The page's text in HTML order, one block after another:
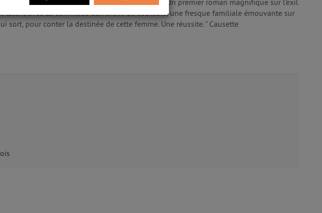
fresque romanesque flamboyante sur l'exil. " Un premier roman magnifique sur l'exil.
talent avec La commode aux tiroirs de couleurs, une fresque familiale émouvante sur
sort, pour conter la destinée de cette femme. Une réussite. " Causette